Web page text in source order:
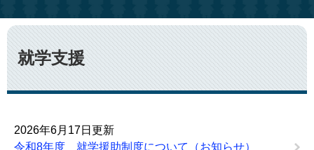
本
文
就学支援
2026年6月17日更新
令和8年度 就学援助制度について（お知らせ）